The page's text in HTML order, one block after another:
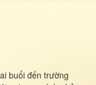
buổi đến trường